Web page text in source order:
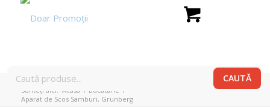
Sunteți aici: Acasa / Bucătărie
/
Aparat de Scos Samburi, Grunberg